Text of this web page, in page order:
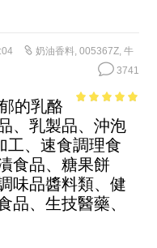
奶油香料, 005367Z, 牛
3741
5
的乳酪
、乳製品、沖泡
工、速食調理食
食品、糖果餅
味品醬料類、健
品、生技醫藥、